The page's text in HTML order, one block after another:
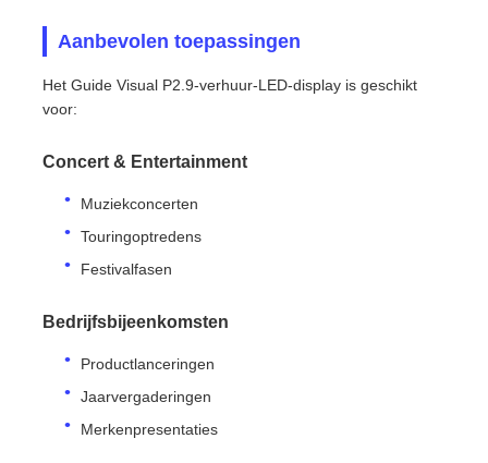
Aanbevolen toepassingen
Het Guide Visual P2.9-verhuur-LED-display is geschikt
voor:
Concert & Entertainment
Muziekconcerten
Touringoptredens
Festivalfasen
Bedrijfsbijeenkomsten
Productlanceringen
Jaarvergaderingen
Merkenpresentaties